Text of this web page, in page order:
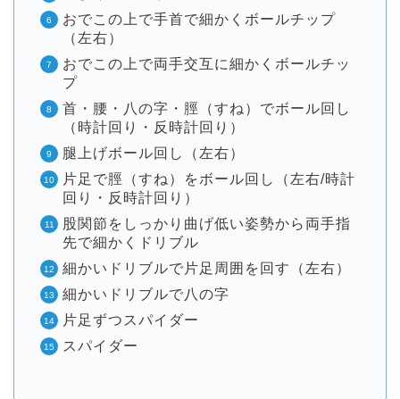
おでこの上で手首で細かくボールチップ
（左右）
おでこの上で両手交互に細かくボールチッ
プ
首・腰・八の字・脛（すね）でボール回し
（時計回り・反時計回り）
腿上げボール回し（左右）
片足で脛（すね）をボール回し（左右/時計
回り・反時計回り）
股関節をしっかり曲げ低い姿勢から両手指
先で細かくドリブル
細かいドリブルで片足周囲を回す（左右）
細かいドリブルで八の字
片足ずつスパイダー
スパイダー